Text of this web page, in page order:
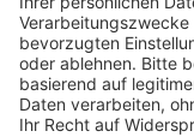
Ratgeber
Weitblick